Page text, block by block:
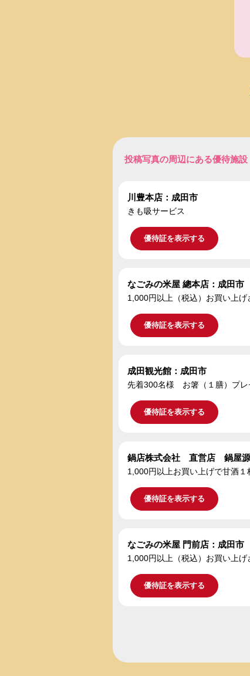
投稿写真の周辺にある優待施設
川豊本店：成田市
きも吸サービス
優待証を表示する
なごみの米屋 總本店：成田市
1,000円以上（税込）お買い上
優待証を表示する
成田観光館：成田市
先着300名様 お箸（１膳）プレ
優待証を表示する
鍋店株式会社 直営店 鍋屋源
1,000円以上お買い上げで甘酒
優待証を表示する
なごみの米屋 門前店：成田市
1,000円以上（税込）お買い上
優待証を表示する